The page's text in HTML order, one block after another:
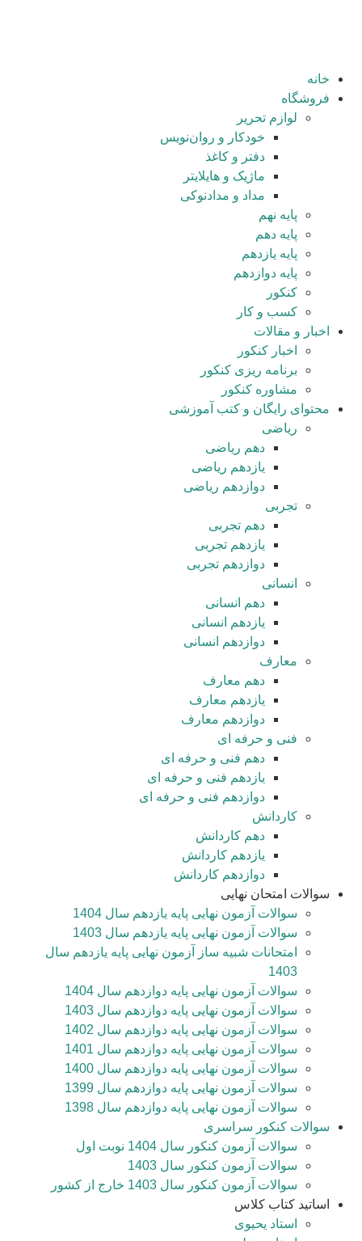
خانه
فروشگاه
لوازم تحریر
خودکار و روان‌نویس
دفتر و کاغذ
ماژیک و هایلایتر
مداد و مدادنوکی
پایه نهم
پایه دهم
پایه یازدهم
پایه دوازدهم
کنکور
کسب و کار
اخبار و مقالات
اخبار کنکور
برنامه ریزی کنکور
مشاوره کنکور
محتوای رایگان و کتب آموزشی
ریاضی
دهم ریاضی
یازدهم ریاضی
دوازدهم ریاضی
تجربی
دهم تجربی
یازدهم تجربی
دوازدهم تجربی
انسانی
دهم انسانی
یازدهم انسانی
دوازدهم انسانی
معارف
دهم معارف
یازدهم معارف
دوازدهم معارف
فنی و حرفه ای
دهم فنی و حرفه ای
یازدهم فنی و حرفه ای
دوازدهم فنی و حرفه ای
کاردانش
دهم کاردانش
یازدهم کاردانش
دوازدهم کاردانش
سوالات امتحان نهایی
سوالات آزمون نهایی پایه یازدهم سال 1404
سوالات آزمون نهایی پایه یازدهم سال 1403
امتحانات شبیه ساز آزمون نهایی پایه یازدهم سال
1403
سوالات آزمون نهایی پایه دوازدهم سال 1404
سوالات آزمون نهایی پایه دوازدهم سال 1403
سوالات آزمون نهایی پایه دوازدهم سال 1402
سوالات آزمون نهایی پایه دوازدهم سال 1401
سوالات آزمون نهایی پایه دوازدهم سال 1400
سوالات آزمون نهایی پایه دوازدهم سال 1399
سوالات آزمون نهایی پایه دوازدهم سال 1398
سوالات کنکور سراسری
سوالات آزمون کنکور سال 1404 نوبت اول
سوالات آزمون کنکور سال 1403
سوالات آزمون کنکور سال 1403 خارج از کشور
اساتید کتاب کلاس
استاد یحیوی